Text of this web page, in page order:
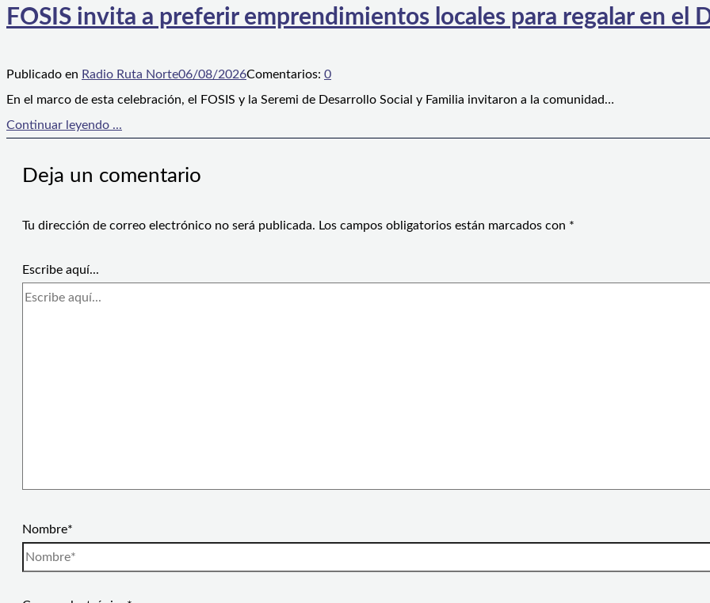
FOSIS invita a preferir emprendimientos locales para regalar en el
Publicado en Radio Ruta Norte06/08/2026Comentarios: 0
En el marco de esta celebración, el FOSIS y la Seremi de Desarrollo Social y Familia invitaron a la comunidad…
Continuar leyendo ...
Deja un comentario
Tu dirección de correo electrónico no será publicada. Los campos obligatorios están marcados con *
Escribe aquí...
Nombre*